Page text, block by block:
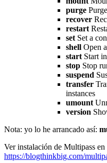
purge
recover
restart
set Set a
shell Open
start Start
stop Stop
suspend
transfer
instances
umount
version
Nota: yo lo he arrancado así:
Ver instalación de Multipass
https://blogthinkbig.com/